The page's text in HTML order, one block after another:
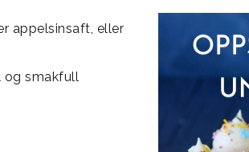
appelsinsaft, eller
og smakfull